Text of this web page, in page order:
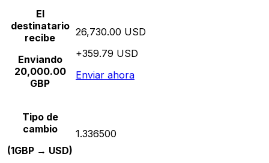
El
destinatario
recibe
Enviando
20,000.00
GBP
26,730.00 USD
+359.79 USD
Enviar ahora
Tipo de
cambio
(1GBP → USD)
1.336500